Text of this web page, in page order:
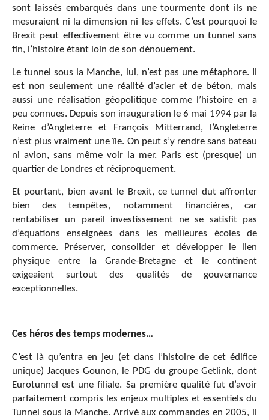
sont laissés embarqués dans une tourmente dont ils ne
mesuraient ni la dimension ni les effets. C’est pourquoi le
Brexit peut effectivement être vu comme un tunnel sans
fin, l’histoire étant loin de son dénouement.
Le tunnel sous la Manche, lui, n’est pas une métaphore. Il
est non seulement une réalité d’acier et de béton, mais
aussi une réalisation géopolitique comme l’histoire en a
peu connues. Depuis son inauguration le 6 mai 1994 par la
Reine d’Angleterre et François Mitterrand, l’Angleterre
n’est plus vraiment une île. On peut s’y rendre sans bateau
ni avion, sans même voir la mer. Paris est (presque) un
quartier de Londres et réciproquement.
Et pourtant, bien avant le Brexit, ce tunnel dut affronter
bien des tempêtes, notamment financières, car
rentabiliser un pareil investissement ne se satisfit pas
d’équations enseignées dans les meilleures écoles de
commerce. Préserver, consolider et développer le lien
physique entre la Grande-Bretagne et le continent
exigeaient surtout des qualités de gouvernance
exceptionnelles.
Ces héros des temps modernes…
C’est là qu’entra en jeu (et dans l’histoire de cet édifice
unique) Jacques Gounon, le PDG du groupe Getlink, dont
Eurotunnel est une filiale. Sa première qualité fut d’avoir
parfaitement compris les enjeux multiples et essentiels du
Tunnel sous la Manche. Arrivé aux commandes en 2005, il